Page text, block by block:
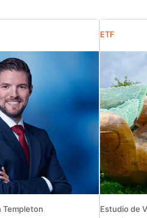
Templeton
ETF
Estudio de